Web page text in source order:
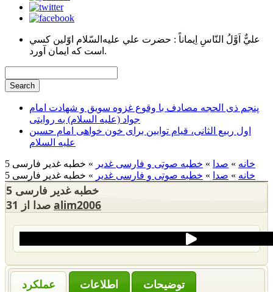
عليٌّ اَوَّلُ النّاسِ اِيماناً : حضرت علي عليه‌السّلام اوّلين كسي
است كه ايمان آورد.
پنجم ذی الحجه مصادف با وقوع غزوه سویق و شهادت امام
جواد (علیه السلام) به روایتی
اول ربیع الثانی، قیام توابین برای خون خواهی امام حسین
علیه السلام
خانه » صدا » خطبه صوتی و فارسی غدیر » خطبه غدیر فارسی 5
خانه » صدا » خطبه صوتی و فارسی غدیر » خطبه غدیر فارسی 5
خطبه غدیر فارسی 5
alim2006
عملکرد
‌توضیحات